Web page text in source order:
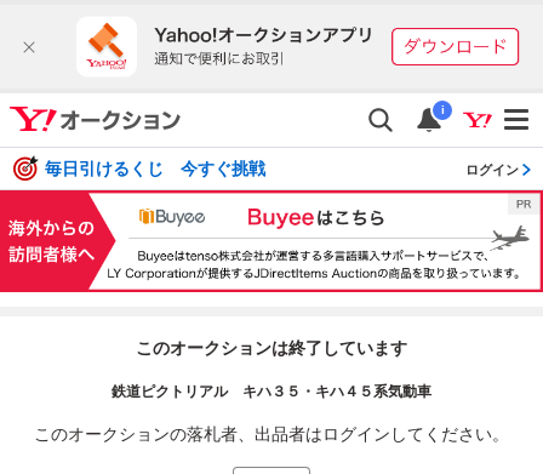
i
毎日引けるくじ 今すぐ挑戦 ログイン
このオークションは終了しています
鉄道ピクトリアル キハ３５・キハ４５系気動車
このオークションの落札者、出品者はログインしてください。